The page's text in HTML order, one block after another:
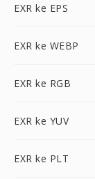
EXR ke EPS
EXR ke WEBP
EXR ke RGB
EXR ke YUV
EXR ke PLT